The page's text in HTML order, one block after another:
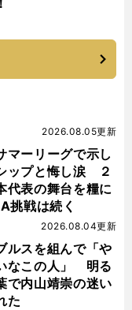
マーリーグで示し
ップと悔し涙 ２
代表の舞台を糧に
挑戦は続く
2026.08.05更新
ルスを組んで「や
なこの人」 明る
で内山靖崇の迷い
た
2026.08.04更新